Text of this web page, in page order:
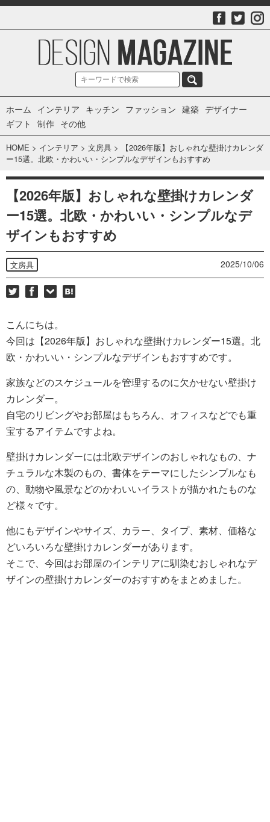
ホーム インテリア キッチン ファッション 建築 デザイナー
ギフト
制作 その他
HOME > インテリア > 文房具 >
【2026年版】おしゃれな壁掛けカレンダ
ー15選。北欧・かわいい・シンプルなデザインもおすすめ
【2026年版】おしゃれな壁掛けカレンダ
ー15選。北欧・かわいい・シンプルなデ
ザインもおすすめ
文房具 2025/10/06
こんにちは。
今回は【2026年版】おしゃれな壁掛けカレンダー15選。北
欧・かわいい・シンプルなデザインもおすすめです。
家族などのスケジュールを管理するのに欠かせない壁掛け
カレンダー。
自宅のリビングやお部屋はもちろん、オフィスなどでも重
宝するアイテムですよね。
壁掛けカレンダーには北欧デザインのおしゃれなもの、ナ
チュラルな木製のもの、書体をテーマにしたシンプルなも
の、動物や風景などのかわいいイラストが描かれたものな
ど様々です。
他にもデザインやサイズ、カラー、タイプ、素材、価格な
どいろいろな壁掛けカレンダーがあります。
そこで、今回はお部屋のインテリアに馴染むおしゃれなデ
ザインの壁掛けカレンダーのおすすめをまとめました。